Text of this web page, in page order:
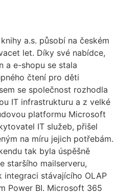
a.s. působí na českém
let. Díky své nabídce,
a e-shopu se stala
čtení pro děti
se společnost rozhodla
IT infrastrukturu a z velké
platformu Microsoft
IT služeb, přišel
na míru jejich potřebám.
tak byla úspěšně
staršího mailserveru,
integraci stávajícího OLAP
Power BI. Microsoft 365